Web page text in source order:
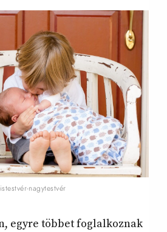
nagytestvér
egyre többet foglalkoznak